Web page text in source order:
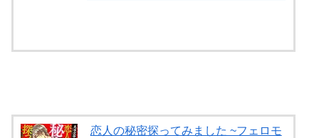
恋人の秘密探ってみました ~フェロモ